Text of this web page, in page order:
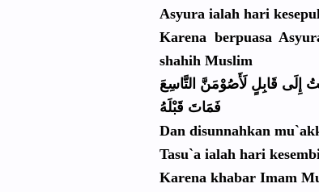
Asyura ialah hari
Karena berpuasa
shahih Muslim
إِلَى قَابِلٍ لَأَصُوْمَنَّ التَّاسِعَ
فَمَاتَ قَبْلَهُ
Dan disunnahkan
Tasu`a ialah hari
Karena khabar Imam